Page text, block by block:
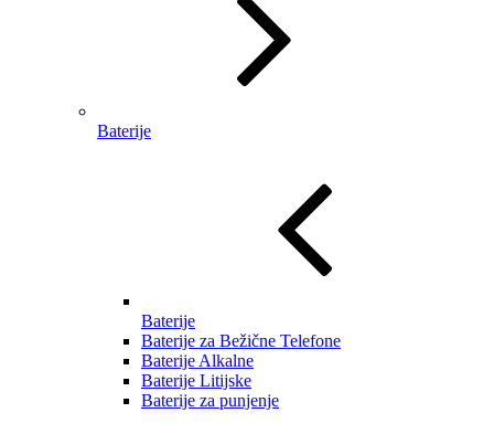
Baterije
Baterije
Baterije za Bežične Telefone
Baterije Alkalne
Baterije Litijske
Baterije za punjenje